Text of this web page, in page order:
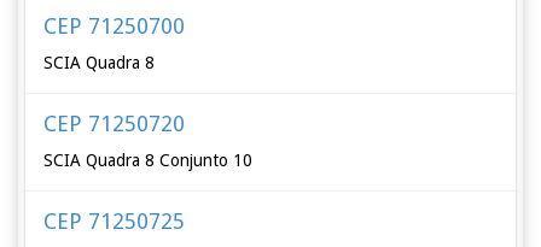
CEP 71250700
SCIA Quadra 8
CEP 71250720
SCIA Quadra 8 Conjunto 10
CEP 71250725